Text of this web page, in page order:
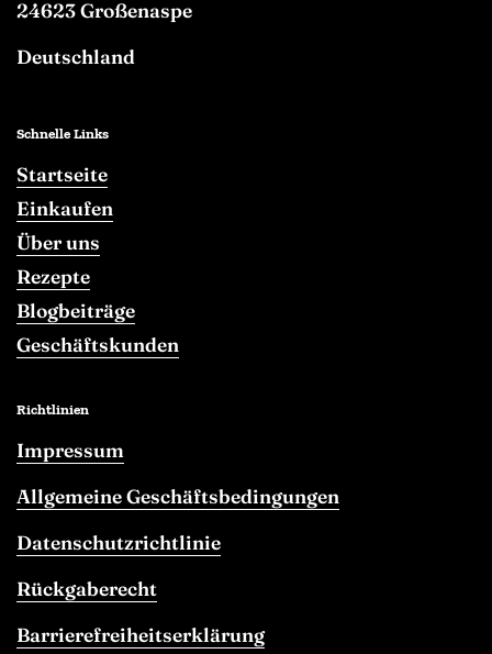
24623 Großenaspe
Deutschland
Schnelle Links
Startseite
Einkaufen
Über uns
Rezepte
Blogbeiträge
Geschäftskunden
Richtlinien
Impressum
Allgemeine Geschäftsbedingungen
Datenschutzrichtlinie
Rückgaberecht
Barrierefreiheitserklärung